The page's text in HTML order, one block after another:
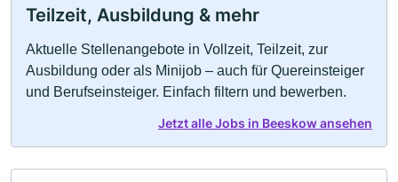
Teilzeit, Ausbildung & mehr
Aktuelle Stellenangebote in Vollzeit, Teilzeit, zur
Ausbildung oder als Minijob – auch für Quereinsteiger
und Berufseinsteiger. Einfach filtern und bewerben.
Jetzt alle Jobs in Beeskow ansehen